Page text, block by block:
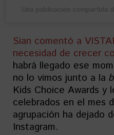
Sian comentó a
necesidad de crecer
habrá llegado ese
no lo vimos junto a la
Kids Choice Awards y
celebrados en el mes
agrupación ha dejado
Instagram.